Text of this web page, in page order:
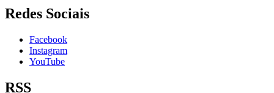
Redes Sociais
Facebook
Instagram
YouTube
RSS